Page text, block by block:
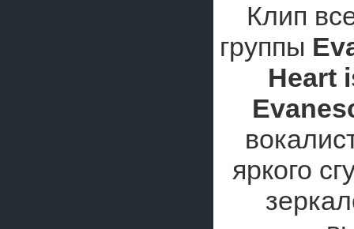
Клип
группы
Heart
яркого